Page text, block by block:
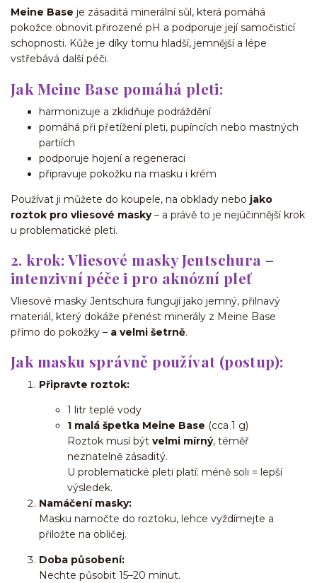
Meine Base je zásaditá minerální sůl, která pomáhá
pokožce obnovit přirozené pH a podporuje její samočisticí
schopnosti. Kůže je díky tomu hladší, jemnější a lépe
vstřebává další péči.
Jak Meine Base pomáhá pleti:
harmonizuje a zklidňuje podráždění
pomáhá při přetížení pleti, pupíncích nebo mastných
partiích
podporuje hojení a regeneraci
připravuje pokožku na masku i krém
Používat ji můžete do koupele, na obklady nebo jako
roztok pro vliesové masky– a právě to je nejúčinnější krok
u problematické pleti.
2. krok: Vliesové masky Jentschura –
intenzivní péče i pro aknózní pleť
Vliesové masky Jentschura fungují jako jemný, přilnavý
materiál, který dokáže přenést minerály z Meine Base
přímo do pokožky – a velmi šetrně.
Jak masku správně používat (postup):
Připravte roztok:
1 litr teplé vody
1 malá špetka Meine Base (cca 1 g)
Roztok musí být velmi mírný, téměř
neznatelně zásaditý.
U problematické pleti platí: méně soli = lepší
výsledek.
Namáčení masky:
Masku namočte do roztoku, lehce vyždímejte a
přiložte na obličej.
Doba působení:
Nechte působit 15–20 minut.